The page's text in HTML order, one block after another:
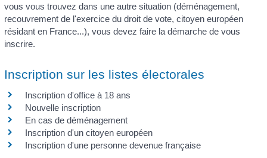
vous vous trouvez dans une autre situation (déménagement,
recouvrement de l'exercice du droit de vote, citoyen européen
résidant en France...), vous devez faire la démarche de vous
inscrire.
Inscription sur les listes électorales
Inscription d'office à 18 ans
Nouvelle inscription
En cas de déménagement
Inscription d'un citoyen européen
Inscription d'une personne devenue française